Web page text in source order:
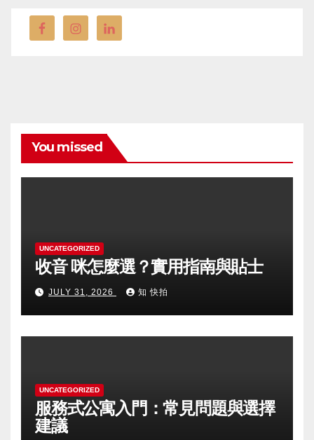
You missed
UNCATEGORIZED
收音 咪怎麼選？實用指南與貼士
JULY 31, 2026 知 快拍
UNCATEGORIZED
服務式公寓入門：常見問題與選擇
建議